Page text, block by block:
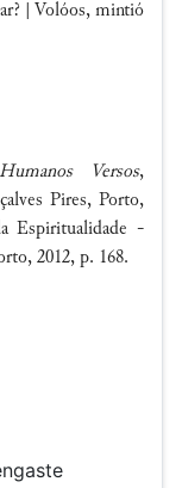
| Volóos, mintió
Versos,
Pires, Porto,
Espiritualidade -
2012, p. 168.